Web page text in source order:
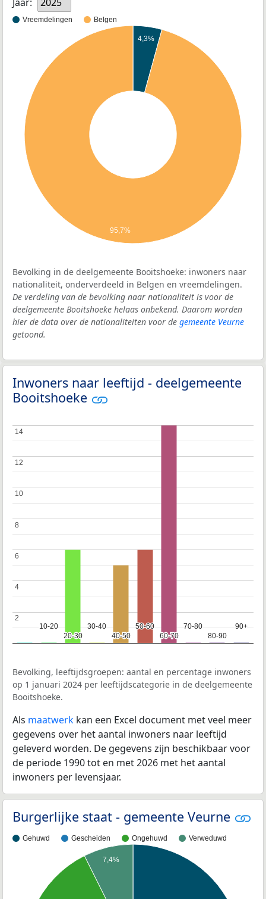
Jaar: 2025
Vreemdelingen Belgen
4,3%
95,7%
Bevolking in de deelgemeente Booitshoeke: inwoners naar
nationaliteit, onderverdeeld in Belgen en vreemdelingen.
De verdeling van de bevolking naar nationaliteit is voor de
deelgemeente Booitshoeke helaas onbekend. Daarom worden
hier de data over de nationaliteiten voor de gemeente Veurne
getoond.
Inwoners naar leeftijd - deelgemeente
Booitshoeke
10-20
10-20
20-30
20-30
30-40
30-40
40-50
40-50
50-60
50-60
60-70
60-70
70-80
70-80
80-90
80-90
90+
90+
2
2
4
4
6
6
8
8
10
10
12
12
14
14
Bevolking, leeftijdsgroepen: aantal en percentage inwoners
op 1 januari 2024 per leeftijdscategorie in de deelgemeente
Booitshoeke.
Als maatwerk kan een Excel document met veel meer
gegevens over het aantal inwoners naar leeftijd
geleverd worden. De gegevens zijn beschikbaar voor
de periode 1990 tot en met 2026 met het aantal
inwoners per levensjaar.
Burgerlijke staat - gemeente Veurne
Gehuwd Gescheiden Ongehuwd Verweduwd
7,4%